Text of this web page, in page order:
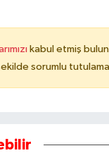
kabul etmiş
sorumlu